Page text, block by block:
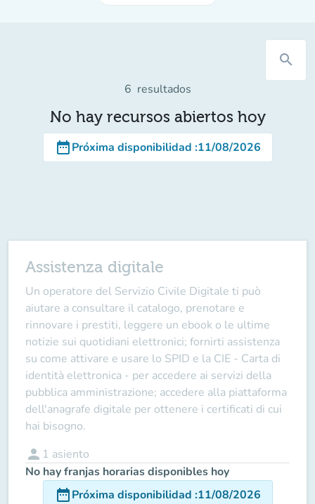
search
6 resultados
No hay recursos abiertos hoy
date_rangePróxima disponibilidad :11/08/2026
Assistenza digitale
Un operatore del Servizio Civile Digitale ti può
aiutare a consultare il catalogo, prenotare e
rinnovare i prestiti, leggere un ebook o le ultime
notizie sui quotidiani elettronici; fornirti assistenza
su come attivare e usare lo SPID e la CIE - Carta di
identità elettronica - per accedere ai servizi della
pubblica amministrazione; accedere alla piattaforma
dell'anagrafe digitale per ottenere i certificati di cui
hai bisogno.
person 1 asiento
No hay franjas horarias disponibles hoy
date_rangePróxima disponibilidad :11/08/2026